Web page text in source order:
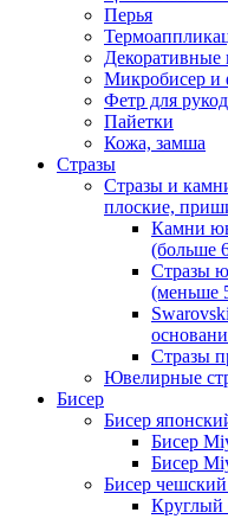
Перья
Декоративные
Микробисер и
Фетр для
Пайетки
Кожа, замша
Стразы
Стразы и
плоские,
Камни
(больше
Стразы
(меньше
Стразы
Ювелирные
Бисер
Бисер
Бисер
Бисер
Бисер чешский
Круглый